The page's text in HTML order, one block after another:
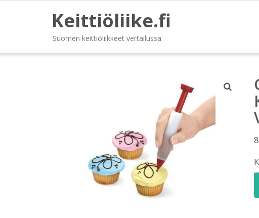
Keittiöliike.fi
Suomen keittiöliikkeet vertailussa